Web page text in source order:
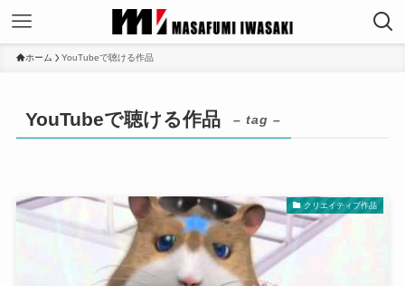
ホーム YouTubeで聴ける作品
YouTubeで聴ける作品 – tag –
クリエイティブ作品